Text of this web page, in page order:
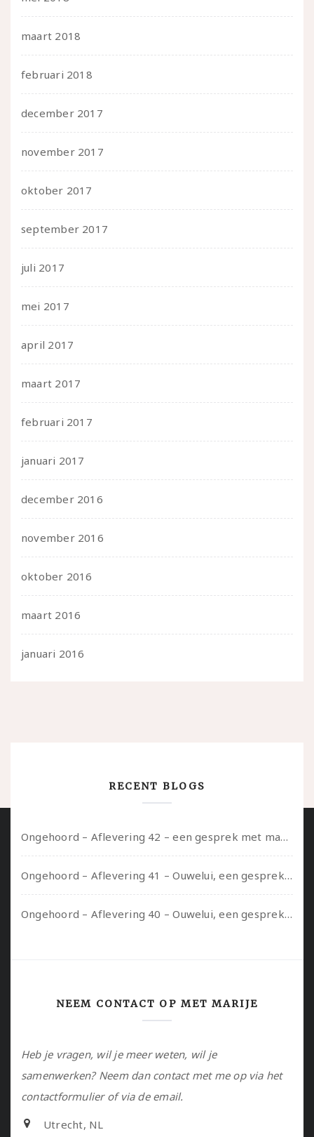
maart 2018
februari 2018
december 2017
november 2017
oktober 2017
september 2017
juli 2017
mei 2017
april 2017
maart 2017
februari 2017
januari 2017
december 2016
november 2016
oktober 2016
maart 2016
januari 2016
RECENT BLOGS
Ongehoord – Aflevering 42 – een gesprek met marijn over seksueel opbloeien, het ouderschap uitvinden en verschillende leeftijden in je mee dragen
Ongehoord – Aflevering 41 – Ouwelui, een gesprek met Marcelle over polyamorie op latere leeftijd, (mantel)zorg voor je partners en seksueel plezier.
Ongehoord – Aflevering 40 – Ouwelui, een gesprek met Sadie Lune over vormende relaties en de geschiedenis van de queer pornobeweging
NEEM CONTACT OP MET MARIJE
Heb je vragen, wil je meer weten, wil je
samenwerken? Neem dan contact met me op via het
contactformulier of via de email.
Utrecht, NL